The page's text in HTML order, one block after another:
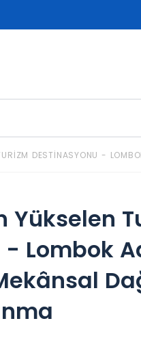
DESTINASYONU -
Yükselen
Lombok